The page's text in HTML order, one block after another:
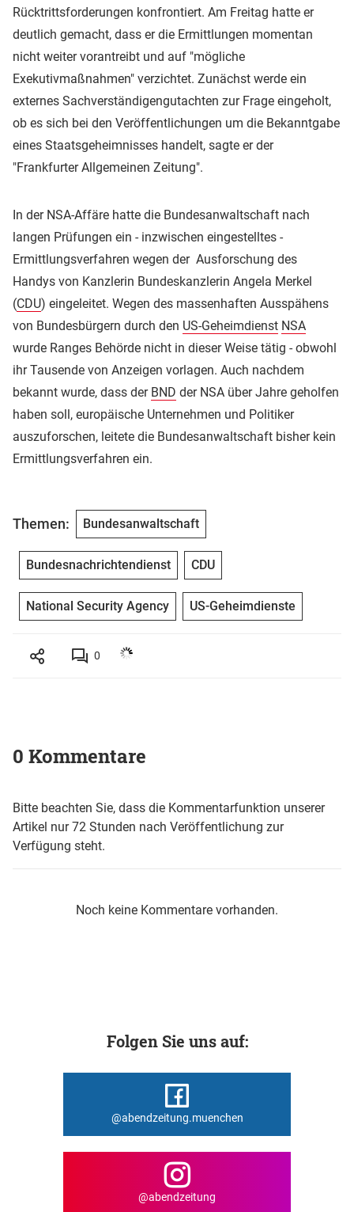
Rücktrittsforderungen konfrontiert. Am Freitag hatte er
deutlich gemacht, dass er die Ermittlungen momentan
nicht weiter vorantreibt und auf "mögliche
Exekutivmaßnahmen" verzichtet. Zunächst werde ein
externes Sachverständigengutachten zur Frage eingeholt,
ob es sich bei den Veröffentlichungen um die Bekanntgabe
eines Staatsgeheimnisses handelt, sagte er der
"Frankfurter Allgemeinen Zeitung".
In der NSA-Affäre hatte die Bundesanwaltschaft nach
langen Prüfungen ein - inzwischen eingestelltes -
Ermittlungsverfahren wegen der Ausforschung des
Handys von Kanzlerin Bundeskanzlerin Angela Merkel
(CDU) eingeleitet. Wegen des massenhaften Ausspähens
von Bundesbürgern durch den US-Geheimdienst NSA
wurde Ranges Behörde nicht in dieser Weise tätig - obwohl
ihr Tausende von Anzeigen vorlagen. Auch nachdem
bekannt wurde, dass der BND der NSA über Jahre geholfen
haben soll, europäische Unternehmen und Politiker
auszuforschen, leitete die Bundesanwaltschaft bisher kein
Ermittlungsverfahren ein.
Themen: Bundesanwaltschaft
Bundesnachrichtendienst CDU
National Security Agency US-Geheimdienste
0
0 Kommentare
Bitte beachten Sie, dass die Kommentarfunktion unserer
Artikel nur 72 Stunden nach Veröffentlichung zur
Verfügung steht.
Noch keine Kommentare vorhanden.
Folgen Sie uns auf:
@abendzeitung.muenchen
@abendzeitung